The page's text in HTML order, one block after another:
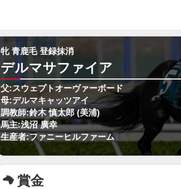
牝 青鹿毛 登録抹消
デルマサファイア
父:スウェプトオーヴァーボード
母:デルマキャッツアイ
調教師:鈴木 慎太郎 (美浦)
馬主:浅沼 廣幸
生産者:ファニーヒルファーム
賞金